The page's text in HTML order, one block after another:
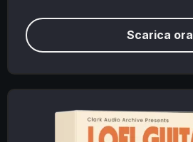
Scarica ora